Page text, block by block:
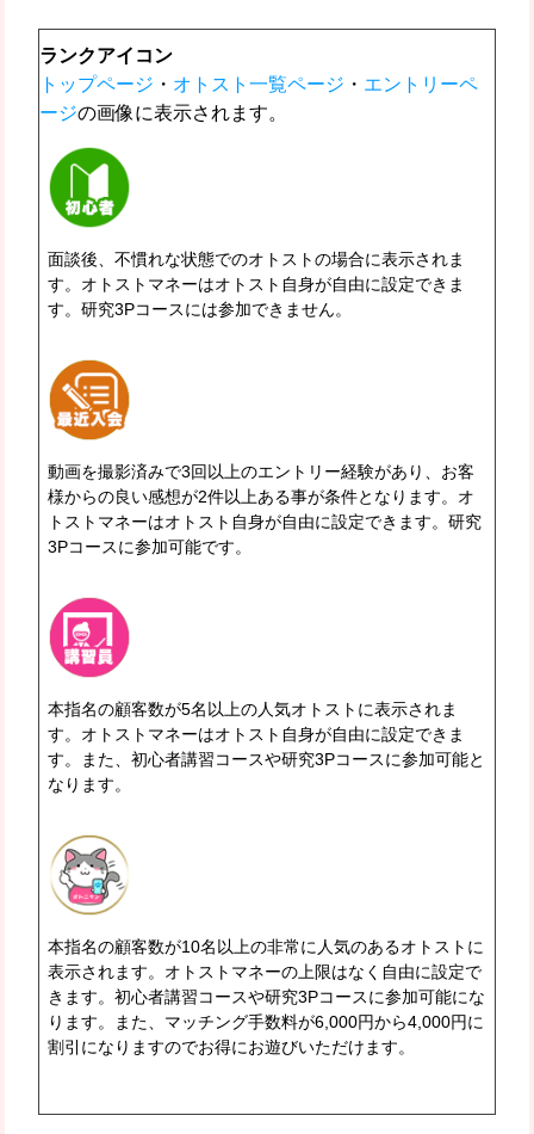
ランクアイコン
トップページ ・ オトスト一覧ページ ・ エントリーペ
ージの画像に表示されます。
面談後、不慣れな状態でのオトストの場合に表示されま
す。オトストマネーはオトスト自身が自由に設定できま
す。研究3Pコースには参加できません。
動画を撮影済みで3回以上のエントリー経験があり、お客
様からの良い感想が2件以上ある事が条件となります。オ
トストマネーはオトスト自身が自由に設定できます。研究
3Pコースに参加可能です。
本指名の顧客数が5名以上の人気オトストに表示されま
す。オトストマネーはオトスト自身が自由に設定できま
す。また、初心者講習コースや研究3Pコースに参加可能と
なります。
本指名の顧客数が10名以上の非常に人気のあるオトスト に
表示されます。オトストマネーの上限はなく自由に設定で
きます。初心者講習コースや研究3Pコースに参加可能にな
ります。また、マッチング手数料が6,000円から4,000円に
割引になりますのでお得にお遊びいただけます。